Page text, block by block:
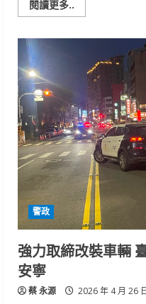
閱讀更多..
more
合
明
華
園
演
出
與
天
后
宮
遶
境
活
動
宣
導
反
與
警政
強力取締改裝車輛
安寧
蔡 永源 2026 年 4 月 26